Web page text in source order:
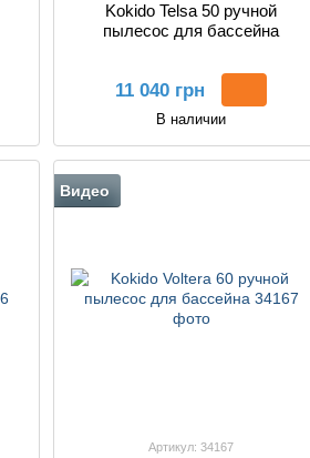
Kokido Telsa 50 ручной
пылесос для бассейна
11 040 грн
В наличии
Видео
Артикул: 34167